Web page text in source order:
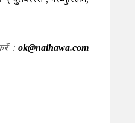
करें :ok@naihawa.com